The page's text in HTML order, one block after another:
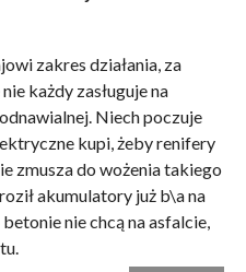
zakres działania, za
każdy zasługuje na
Niech poczuje
kupi, żeby renifery
zmusza do wożenia takiego
akumulatory już b\a na
nie chcą na asfalcie,